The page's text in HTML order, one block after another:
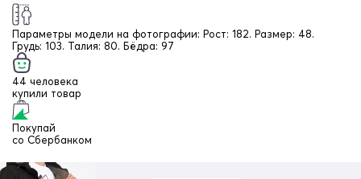
Параметры модели на фотографии: Рост: 182. Размер: 48.
Грудь: 103. Талия: 80. Бёдра: 97
44 человека
купили товар
Покупай
со Сбербанком